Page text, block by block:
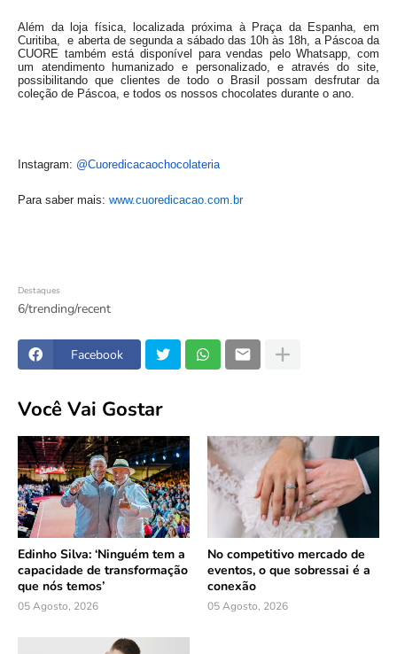
Além da loja física, localizada próxima à Praça da Espanha, em
Curitiba, e aberta de segunda a sábado das 10h às 18h, a Páscoa da
CUORE também está disponível para vendas pelo Whatsapp, com
um atendimento humanizado e personalizado, e através do site,
possibilitando que clientes de todo o Brasil possam desfrutar da
coleção de Páscoa, e todos os nossos chocolates durante o ano.
Instagram: @Cuoredicacaochocolateria
Para saber mais: www.cuoredicacao.com.br
Destaques
6/trending/recent
Facebook
Você Vai Gostar
Edinho Silva: ‘Ninguém tem a
capacidade de transformação
que nós temos’
05 Agosto, 2026
No competitivo mercado de
eventos, o que sobressai é a
conexão
05 Agosto, 2026